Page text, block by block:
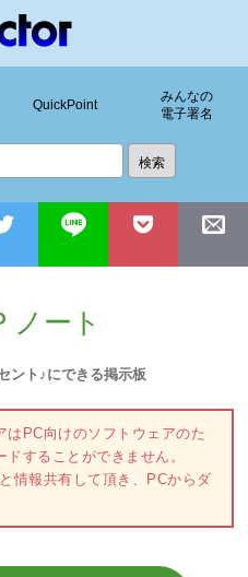
QuickPoint
みんなの
電子署名
ノート
ント♪にできる掲示板
はPC向けのソフトウェアのた
することができません。
情報共有して頂き、PCからダ